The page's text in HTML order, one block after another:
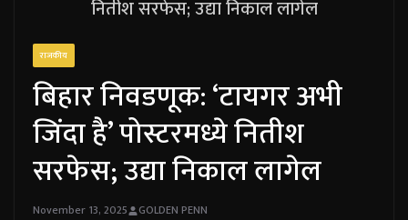
राजकीय
बिहार निवडणूक: ‘टायगर अभी
जिंदा है’ पोस्टरमध्ये नितीश
सरफेस; उद्या निकाल लागेल
November 13, 2025 GOLDEN PENN